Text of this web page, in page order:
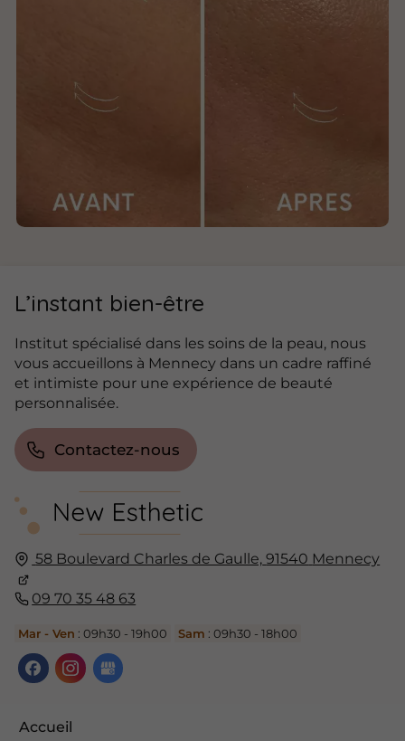
58 Boulevard Charles de Gaulle, 91540 Mennecy
09 70 35 48 63
Mar - Ven : 09h30 - 19h00 Sam : 09h30 - 18h00
Accueil
L’instant bien-être
Institut spécialisé dans les soins de la peau, nous
vous accueillons à Mennecy dans un cadre raffiné
et intimiste pour une expérience de beauté
personnalisée.
Contactez-nous